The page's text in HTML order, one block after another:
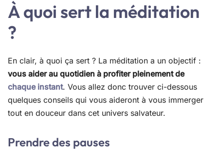
À quoi sert la méditation
?
En clair, à quoi ça sert ? La méditation a un objectif :
vous aider au quotidien à profiter pleinement de
chaque instant. Vous allez donc trouver ci-dessous
quelques conseils qui vous aideront à vous immerger
tout en douceur dans cet univers salvateur.
Prendre des pauses